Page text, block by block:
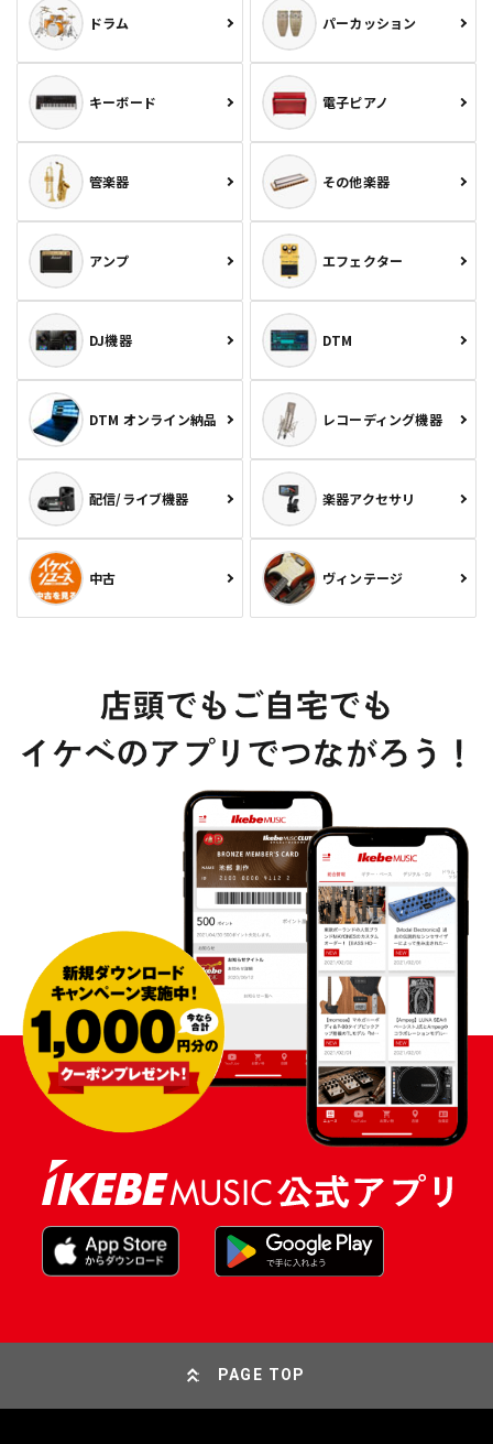
ドラム パーカッション
キーボード 電子ピアノ
管楽器 その他楽器
アンプ エフェクター
DJ機器 DTM
DTM オンライン納品 レコーディング機器
配信/ライブ機器 楽器アクセサリ
中古 ヴィンテージ
PAGE TOP